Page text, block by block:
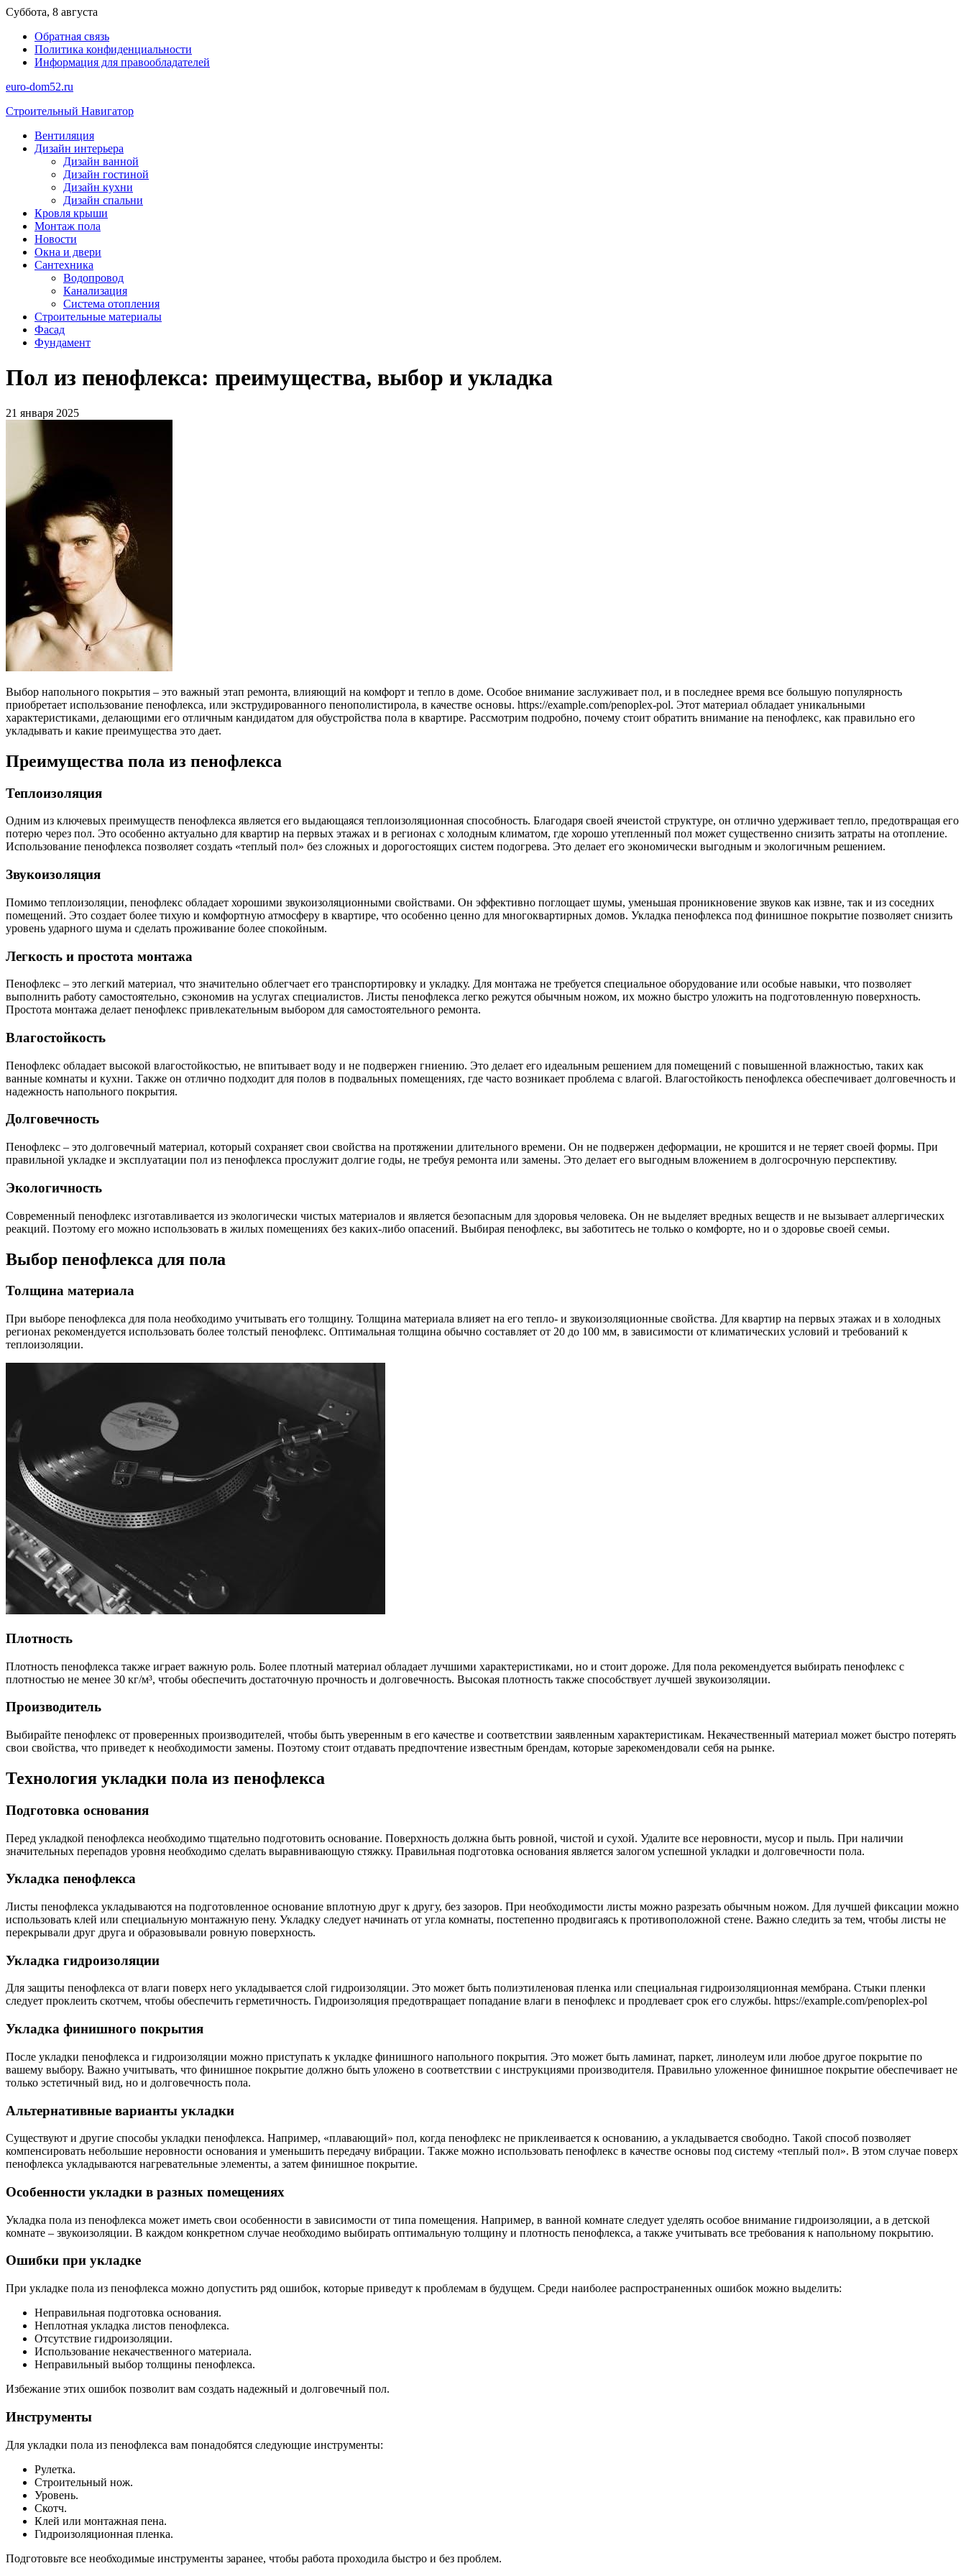
Перейти
содержимому
Суббота, 8 августа
Обратная связь
Политика конфиденциальности
Информация для правообладателей
euro-dom52.ru
Строительный Навигатор
Вентиляция
Дизайн интерьера
Дизайн ванной
Дизайн гостиной
Дизайн кухни
Дизайн спальни
Кровля крыши
Монтаж пола
Новости
Окна и двери
Сантехника
Водопровод
Канализация
Система отопления
Строительные материалы
Фасад
Фундамент
Пол из пенофлекса: преимущества, выбор и укладка
21 января 2025
Выбор напольного покрытия – это важный этап ремонта, влияющий на комфорт и тепло в доме. Особое внимание заслуживает пол, и в последнее время все большую популярность
приобретает использование пенофлекса, или экструдированного пенополистирола, в качестве основы. https://example.com/penoplex-pol. Этот материал обладает уникальными
характеристиками, делающими его отличным кандидатом для обустройства пола в квартире. Рассмотрим подробно, почему стоит обратить внимание на пенофлекс, как правильно его
укладывать и какие преимущества это дает.
Преимущества пола из пенофлекса
Теплоизоляция
Одним из ключевых преимуществ пенофлекса является его выдающаяся теплоизоляционная способность. Благодаря своей ячеистой структуре, он отлично удерживает тепло, предотвращая его
потерю через пол. Это особенно актуально для квартир на первых этажах и в регионах с холодным климатом, где хорошо утепленный пол может существенно снизить затраты на отопление.
Использование пенофлекса позволяет создать «теплый пол» без сложных и дорогостоящих систем подогрева. Это делает его экономически выгодным и экологичным решением.
Звукоизоляция
Помимо теплоизоляции, пенофлекс обладает хорошими звукоизоляционными свойствами. Он эффективно поглощает шумы, уменьшая проникновение звуков как извне, так и из соседних
помещений. Это создает более тихую и комфортную атмосферу в квартире, что особенно ценно для многоквартирных домов. Укладка пенофлекса под финишное покрытие позволяет снизить
уровень ударного шума и сделать проживание более спокойным.
Легкость и простота монтажа
Пенофлекс – это легкий материал, что значительно облегчает его транспортировку и укладку. Для монтажа не требуется специальное оборудование или особые навыки, что позволяет
выполнить работу самостоятельно, сэкономив на услугах специалистов. Листы пенофлекса легко режутся обычным ножом, их можно быстро уложить на подготовленную поверхность.
Простота монтажа делает пенофлекс привлекательным выбором для самостоятельного ремонта.
Влагостойкость
Пенофлекс обладает высокой влагостойкостью, не впитывает воду и не подвержен гниению. Это делает его идеальным решением для помещений с повышенной влажностью, таких как
ванные комнаты и кухни. Также он отлично подходит для полов в подвальных помещениях, где часто возникает проблема с влагой. Влагостойкость пенофлекса обеспечивает долговечность и
надежность напольного покрытия.
Долговечность
Пенофлекс – это долговечный материал, который сохраняет свои свойства на протяжении длительного времени. Он не подвержен деформации, не крошится и не теряет своей формы. При
правильной укладке и эксплуатации пол из пенофлекса прослужит долгие годы, не требуя ремонта или замены. Это делает его выгодным вложением в долгосрочную перспективу.
Экологичность
Современный пенофлекс изготавливается из экологически чистых материалов и является безопасным для здоровья человека. Он не выделяет вредных веществ и не вызывает аллергических
реакций. Поэтому его можно использовать в жилых помещениях без каких-либо опасений. Выбирая пенофлекс, вы заботитесь не только о комфорте, но и о здоровье своей семьи.
Выбор пенофлекса для пола
Толщина материала
При выборе пенофлекса для пола необходимо учитывать его толщину. Толщина материала влияет на его тепло- и звукоизоляционные свойства. Для квартир на первых этажах и в холодных
регионах рекомендуется использовать более толстый пенофлекс. Оптимальная толщина обычно составляет от 20 до 100 мм, в зависимости от климатических условий и требований к
теплоизоляции.
Плотность
Плотность пенофлекса также играет важную роль. Более плотный материал обладает лучшими характеристиками, но и стоит дороже. Для пола рекомендуется выбирать пенофлекс с
плотностью не менее 30 кг/м³, чтобы обеспечить достаточную прочность и долговечность. Высокая плотность также способствует лучшей звукоизоляции.
Производитель
Выбирайте пенофлекс от проверенных производителей, чтобы быть уверенным в его качестве и соответствии заявленным характеристикам. Некачественный материал может быстро потерять
свои свойства, что приведет к необходимости замены. Поэтому стоит отдавать предпочтение известным брендам, которые зарекомендовали себя на рынке.
Технология укладки пола из пенофлекса
Подготовка основания
Перед укладкой пенофлекса необходимо тщательно подготовить основание. Поверхность должна быть ровной, чистой и сухой. Удалите все неровности, мусор и пыль. При наличии
значительных перепадов уровня необходимо сделать выравнивающую стяжку. Правильная подготовка основания является залогом успешной укладки и долговечности пола.
Укладка пенофлекса
Листы пенофлекса укладываются на подготовленное основание вплотную друг к другу, без зазоров. При необходимости листы можно разрезать обычным ножом. Для лучшей фиксации можно
использовать клей или специальную монтажную пену. Укладку следует начинать от угла комнаты, постепенно продвигаясь к противоположной стене. Важно следить за тем, чтобы листы не
перекрывали друг друга и образовывали ровную поверхность.
Укладка гидроизоляции
Для защиты пенофлекса от влаги поверх него укладывается слой гидроизоляции. Это может быть полиэтиленовая пленка или специальная гидроизоляционная мембрана. Стыки пленки
следует проклеить скотчем, чтобы обеспечить герметичность. Гидроизоляция предотвращает попадание влаги в пенофлекс и продлевает срок его службы. https://example.com/penoplex-pol
Укладка финишного покрытия
После укладки пенофлекса и гидроизоляции можно приступать к укладке финишного напольного покрытия. Это может быть ламинат, паркет, линолеум или любое другое покрытие по
вашему выбору. Важно учитывать, что финишное покрытие должно быть уложено в соответствии с инструкциями производителя. Правильно уложенное финишное покрытие обеспечивает не
только эстетичный вид, но и долговечность пола.
Альтернативные варианты укладки
Существуют и другие способы укладки пенофлекса. Например, «плавающий» пол, когда пенофлекс не приклеивается к основанию, а укладывается свободно. Такой способ позволяет
компенсировать небольшие неровности основания и уменьшить передачу вибрации. Также можно использовать пенофлекс в качестве основы под систему «теплый пол». В этом случае поверх
пенофлекса укладываются нагревательные элементы, а затем финишное покрытие.
Особенности укладки в разных помещениях
Укладка пола из пенофлекса может иметь свои особенности в зависимости от типа помещения. Например, в ванной комнате следует уделять особое внимание гидроизоляции, а в детской
комнате – звукоизоляции. В каждом конкретном случае необходимо выбирать оптимальную толщину и плотность пенофлекса, а также учитывать все требования к напольному покрытию.
Ошибки при укладке
При укладке пола из пенофлекса можно допустить ряд ошибок, которые приведут к проблемам в будущем. Среди наиболее распространенных ошибок можно выделить:
Неправильная подготовка основания.
Неплотная укладка листов пенофлекса.
Отсутствие гидроизоляции.
Использование некачественного материала.
Неправильный выбор толщины пенофлекса.
Избежание этих ошибок позволит вам создать надежный и долговечный пол.
Инструменты
Для укладки пола из пенофлекса вам понадобятся следующие инструменты:
Рулетка.
Строительный нож.
Уровень.
Скотч.
Клей или монтажная пена.
Гидроизоляционная пленка.
Подготовьте все необходимые инструменты заранее, чтобы работа проходила быстро и без проблем.